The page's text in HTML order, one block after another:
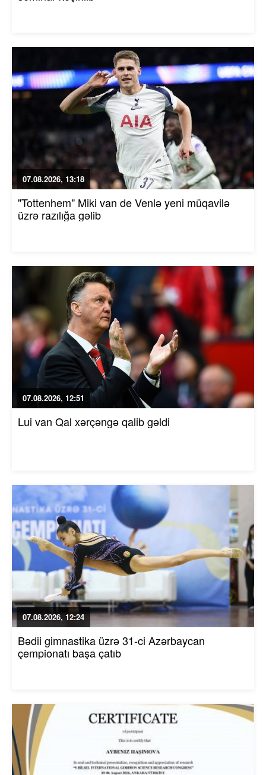
07.08.2026, 13:18
"Tottenhem" Miki van de Venlə yeni müqavilə
üzrə razılığa gəlib
07.08.2026, 12:51
Lui van Qal xərçəngə qalib gəldi
07.08.2026, 12:24
Bədii gimnastika üzrə 31-ci Azərbaycan
çempionatı başa çatıb